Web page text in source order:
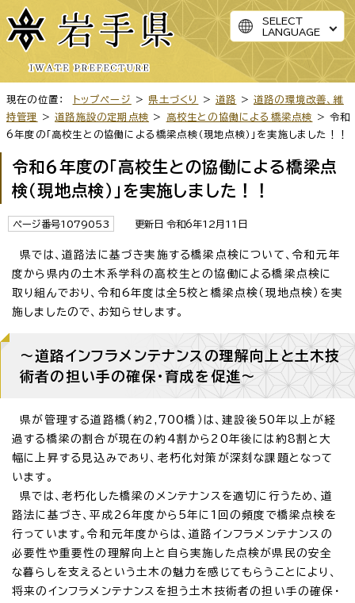
SELECT
LANGUAGE
現在の位置： トップページ > 県土づくり >道路 >道路の環境改善、維
持管理
>道路施設の定期点検 > 高校生との協働による橋梁点検
> 令和
6年度の「高校生との協働による橋梁点検（現地点検）」を実施しました！！
令和6年度の「高校生との協働による橋梁点
検（現地点検）」を実施しました！！
ページ番号1079053 更新日 令和6年12月11日
県では、道路法に基づき実施する橋梁点検について、令和元年
度から県内の土木系学科の高校生との協働による橋梁点検に
取り組んでおり、令和6年度は全5校と橋梁点検（現地点検）を実
施しましたので、お知らせします。
～道路インフラメンテナンスの理解向上と土木技
術者の担い手の確保・育成を促進～
県が管理する道路橋（約2,700橋）は、建設後50年以上が経
過する橋梁の割合が現在の約4割から20年後には約8割と大
幅に上昇する見込みであり、老朽化対策が深刻な課題となって
います。
県では、老朽化した橋梁のメンテナンスを適切に行うため、道
路法に基づき、平成26年度から5年に1回の頻度で橋梁点検を
行っています。令和元年度からは、道路インフラメンテナンスの
必要性や重要性の理解向上と自ら実施した点検が県民の安全
な暮らしを支えるという土木の魅力を感じてもらうことにより、
将来のインフラメンテナンスを担う土木技術者の担い手の確保・